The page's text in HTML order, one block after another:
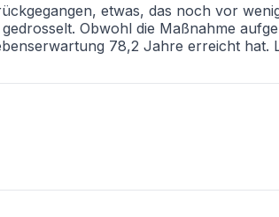
etwas, das noch vor
Obwohl die Maßnahme
78,2 Jahre erreicht hat.